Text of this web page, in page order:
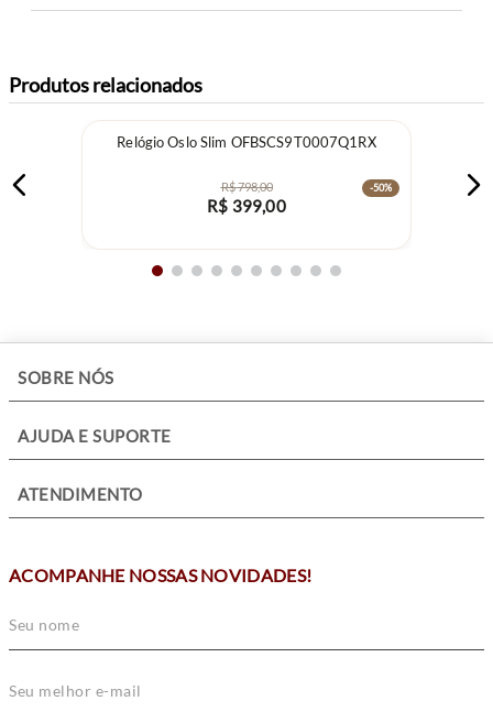
Produtos relacionados
Relógio Oslo Slim OFBSCS9T0007Q1RX
R$798,00 -50%
R$ 399,00
SOBRE NÓS
AJUDA E SUPORTE
ATENDIMENTO
ACOMPANHE NOSSAS NOVIDADES!